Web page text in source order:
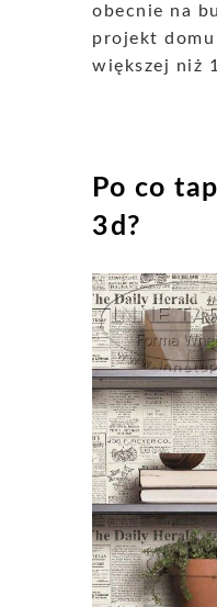
obecnie na
projekt
większej niż
Po co
3d?